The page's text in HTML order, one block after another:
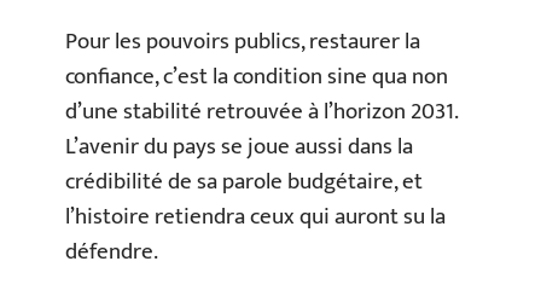
Pour les pouvoirs publics, restaurer la
confiance, c’est la condition sine qua non
d’une stabilité retrouvée à l’horizon 2031.
L’avenir du pays se joue aussi dans la
crédibilité de sa parole budgétaire, et
l’histoire retiendra ceux qui auront su la
défendre.